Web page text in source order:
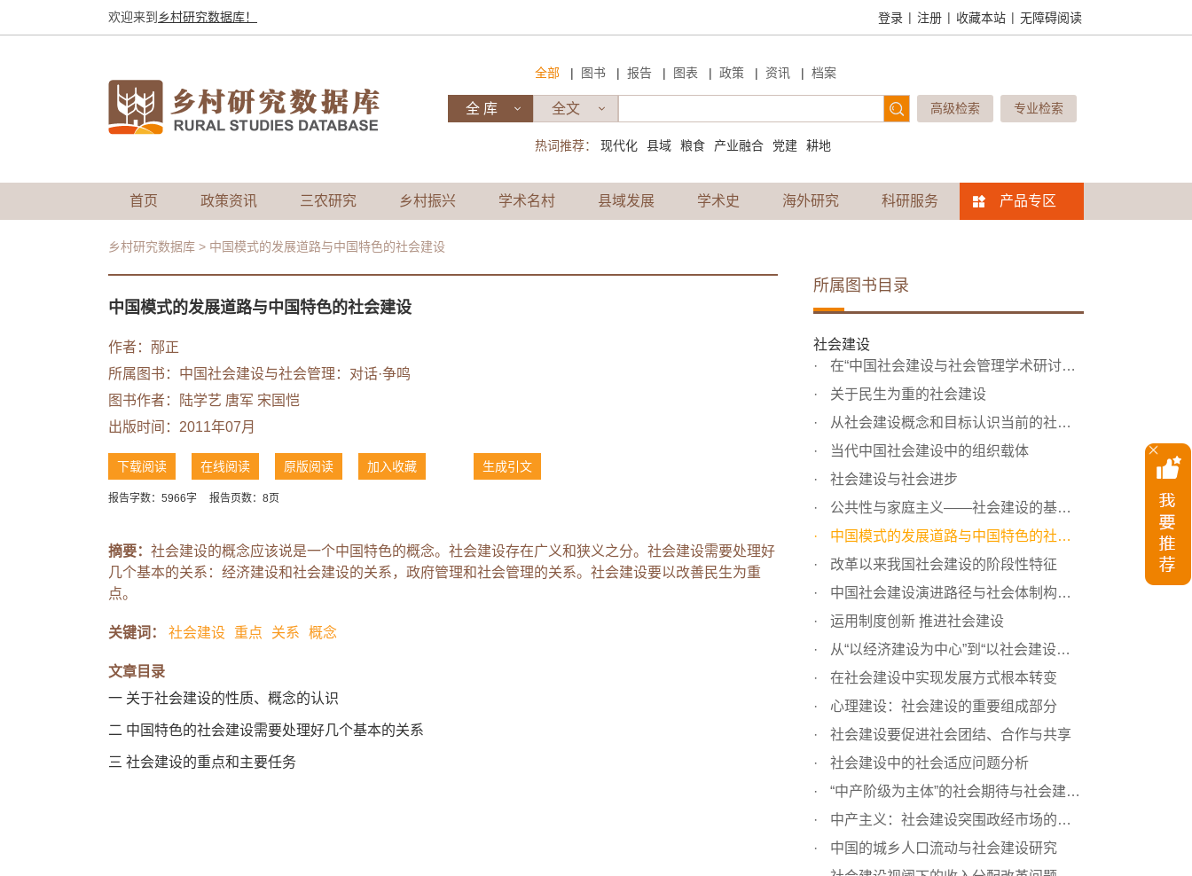
欢迎来到 乡村研究数据库！ 登录 | 注册 | 收藏本站 | 无障碍阅读
全部 | 图书 | 报告 | 图表 | 政策 | 资讯 | 档案
高级检索 专业检索
热词推荐： 现代化 县域 粮食 产业融合 党建 耕地
首页 政策资讯 三农研究 乡村振兴 学术名村 县域发展 学术史 海外研究 科研服务 产品专区
乡村研究数据库 > 中国模式的发展道路与中国特色的社会建设
中国模式的发展道路与中国特色的社会建设
作者：邴正
所属图书： 中国社会建设与社会管理：对话·争鸣
图书作者：
陆学艺 唐军 宋国恺
出版时间：2011年07月
下载阅读 在线阅读 原版阅读 加入收藏 生成引文
报告字数：5966字 报告页数：8页
摘要： 社会建设的概念应该说是一个中国特色的概念。社会建设存在广义和狭义之分。社会建设需要处理好
几个基本的关系：经济建设和社会建设的关系，政府管理和社会管理的关系。社会建设要以改善民生为重
点。
关键词： 社会建设 重点 关系 概念
文章目录
一 关于社会建设的性质、概念的认识
二 中国特色的社会建设需要处理好几个基本的关系
三 社会建设的重点和主要任务
所属图书目录
社会建设
在“中国社会建设与社会管理学术研讨会”上的讲话
关于民生为重的社会建设
从社会建设概念和目标认识当前的社会建设
当代中国社会建设中的组织载体
社会建设与社会进步
公共性与家庭主义——社会建设的基础性原则辨析
中国模式的发展道路与中国特色的社会建设
改革以来我国社会建设的阶段性特征
中国社会建设演进路径与社会体制构成分析
运用制度创新 推进社会建设
从“以经济建设为中心”到“以社会建设为重心”
在社会建设中实现发展方式根本转变
心理建设：社会建设的重要组成部分
社会建设要促进社会团结、合作与共享
社会建设中的社会适应问题分析
“中产阶级为主体”的社会期待与社会建设的思考
中产主义：社会建设突围政经市场的核心议题
中国的城乡人口流动与社会建设研究